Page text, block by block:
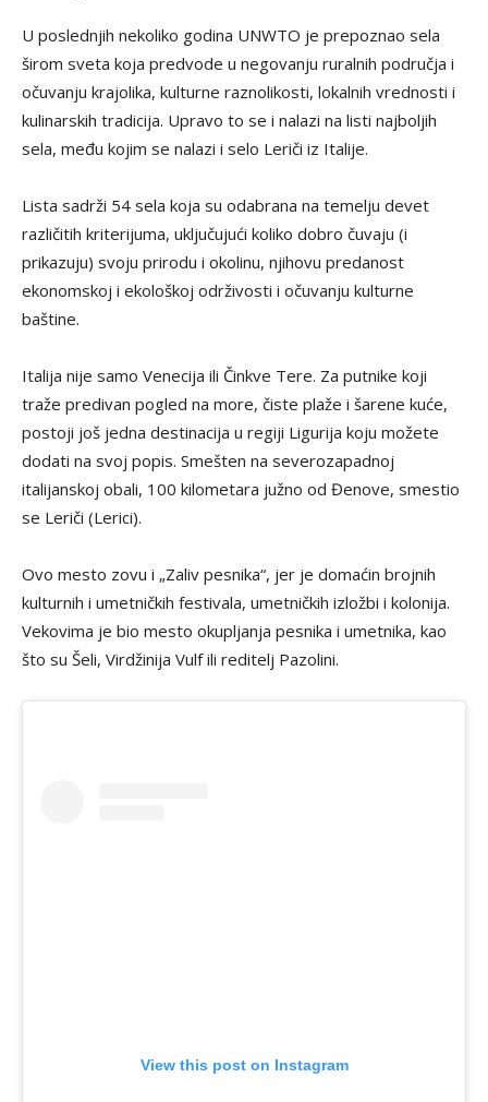
U poslednjih nekoliko godina UNWTO je prepoznao sela
širom sveta koja predvode u negovanju ruralnih područja i
očuvanju krajolika, kulturne raznolikosti, lokalnih vrednosti i
kulinarskih tradicija. Upravo to se i nalazi na listi najboljih
sela, među kojim se nalazi i selo Leriči iz Italije.
Lista sadrži 54 sela koja su odabrana na temelju devet
različitih kriterijuma, uključujući koliko dobro čuvaju (i
prikazuju) svoju prirodu i okolinu, njihovu predanost
ekonomskoj i ekološkoj održivosti i očuvanju kulturne
baštine.
Italija nije samo Venecija ili Činkve Tere. Za putnike koji
traže predivan pogled na more, čiste plaže i šarene kuće,
postoji još jedna destinacija u regiji Ligurija koju možete
dodati na svoj popis. Smešten na severozapadnoj
italijanskoj obali, 100 kilometara južno od Đenove, smestio
se Leriči (Lerici).
Ovo mesto zovu i „Zaliv pesnika“, jer je domaćin brojnih
kulturnih i umetničkih festivala, umetničkih izložbi i kolonija.
Vekovima je bio mesto okupljanja pesnika i umetnika, kao
što su Šeli, Virdžinija Vulf ili reditelj Pazolini.
View this post on Instagram